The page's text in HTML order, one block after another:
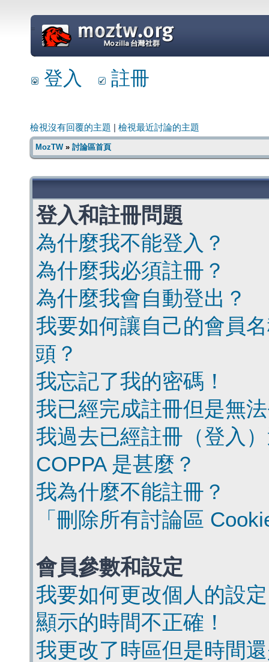
=
登入 註冊
檢視沒有回覆的主題 檢視最近討論的主題
MozTW» 討論區首頁
登入和註冊問題
為什麼我不能登入？
為什麼我必須註冊？
為什麼我會自動登出？
我要如何讓自己的會員
頭？
我忘記了我的密碼！
我已經完成註冊但是無
我過去已經註冊（登入
COPPA 是甚麼？
我為什麼不能註冊？
「刪除所有討論區
會員參數和設定
我要如何更改個人的設
顯示的時間不正確！
我更改了時區但是時間